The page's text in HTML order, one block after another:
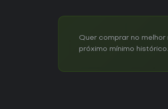
Quer comprar no
próximo mínimo histórico.